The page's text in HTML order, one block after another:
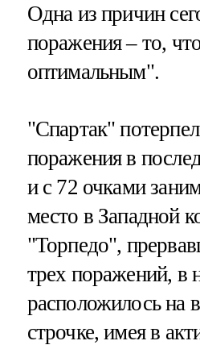
Одна из причин
поражения – то,
оптимальным".
"Спартак"
поражения в
и с 72 очками
место в Западной
"Торпедо",
трех поражений, в
расположилось на
строчке, имея в